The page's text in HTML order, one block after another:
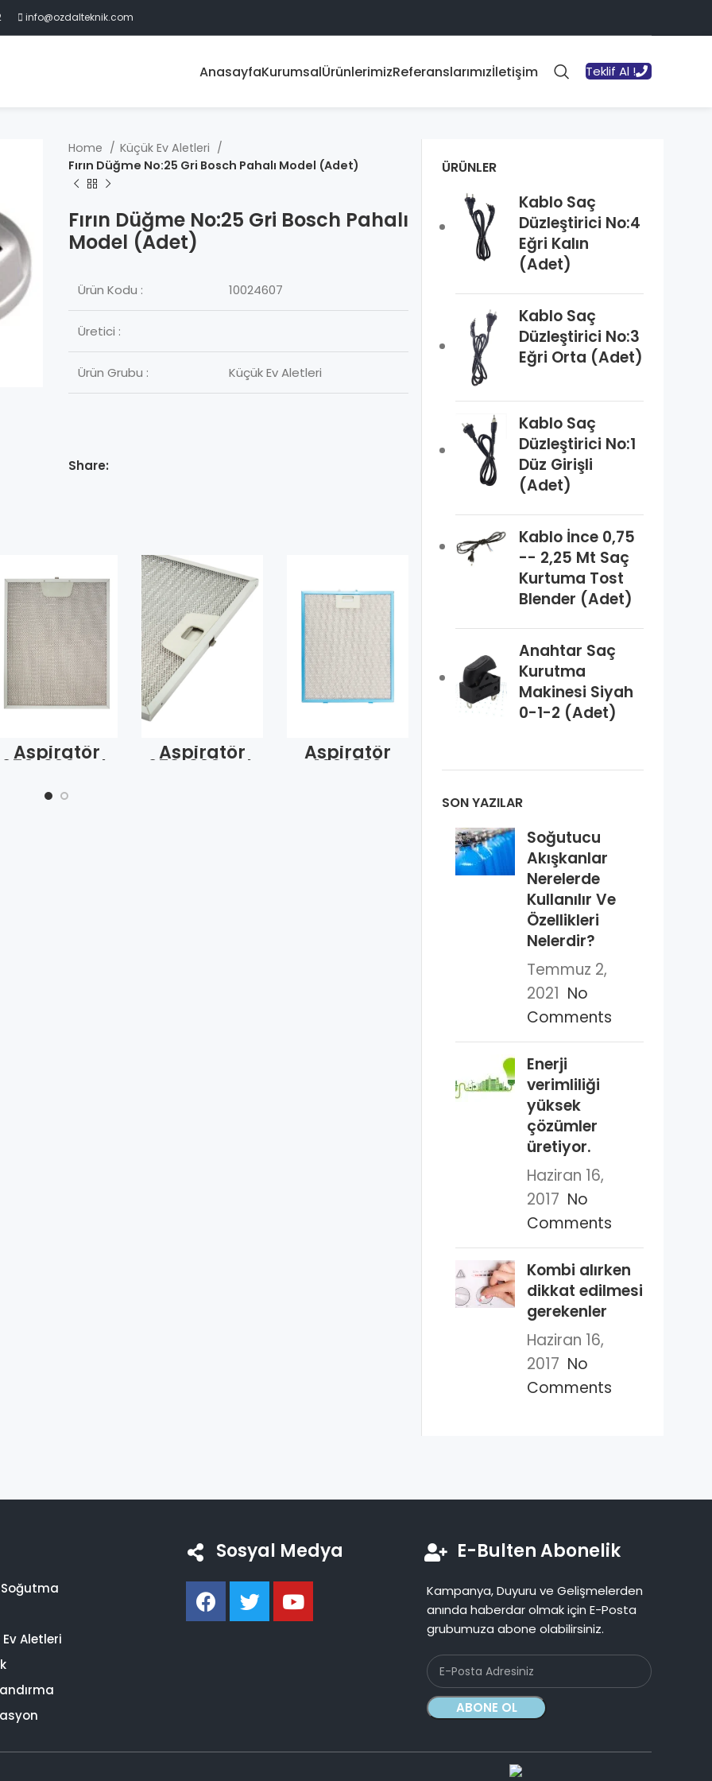
info@ozdalteknik.com
AnasayfaKurumsalÜrünlerimizReferanslarımızİletişim Teklif Al !
Home
Küçük Ev Aletleri
Fırın Düğme No:25 Gri Bosch Pahalı Model (Adet)
Fırın Düğme No:25 Gri Bosch Pahalı
Model (Adet)
Ürün Kodu : 10024607
Üretici :
Ürün Grubu : Küçük Ev Aletleri
Share:
Aspiratör
250*300 Tek
Düz/Öz
Aspiratör
253*300 Tek
Aspiratör
160*332
Karbon Filtre
Kumtel 1019 3
Tırnak Ufak
(Adet)
Bezi İnce
ÜRÜNLER
Kablo Saç
Düzleştirici No:4
Eğri Kalın
(Adet)
Kablo Saç
Düzleştirici No:3
Eğri Orta (Adet)
Kablo Saç
Düzleştirici No:1
Düz Girişli
(Adet)
Kablo İnce 0,75
-- 2,25 Mt Saç
Kurtuma Tost
Blender (Adet)
Anahtar Saç
Kurutma
Makinesi Siyah
0-1-2 (Adet)
SON YAZILAR
Soğutucu
Akışkanlar
Nerelerde
Kullanılır Ve
Özellikleri
Nelerdir?
Temmuz 2,
2021 No
Comments
Enerji
verimliliği
yüksek
çözümler
üretiyor.
Haziran 16,
2017 No
Comments
Kombi alırken
dikkat edilmesi
gerekenler
Haziran 16,
2017 No
Comments
Aletleri
Sosyal Medya E-Bulten Abonelik
Kampanya, Duyuru ve Gelişmelerden
anında haberdar olmak için E-Posta
grubumuza abone olabilirsiniz.